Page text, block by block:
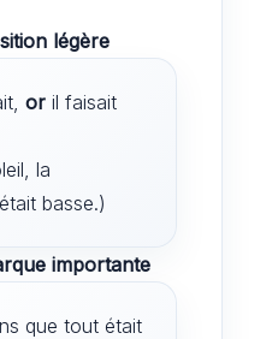
légère
or il faisait
la
basse.)
importante
que tout était